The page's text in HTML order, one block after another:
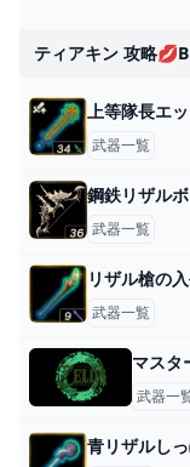
ティアキン 攻略
上等隊長エ
武器一覧
鋼鉄リザル
武器一覧
リザル槍の
武器一覧
マスタ
武器一
青リザルし